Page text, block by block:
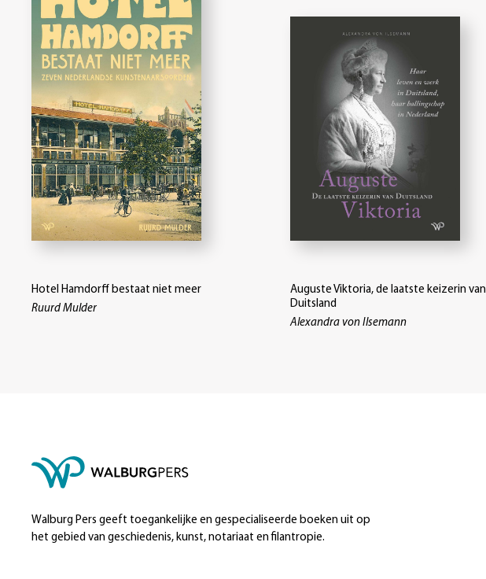
Hotel Hamdorff bestaat niet meer
Ruurd Mulder
Auguste Viktoria, de laatste keizerin van
Duitsland
Alexandra von Ilsemann
Walburg Pers geeft toegankelijke en gespecialiseerde boeken uit op
het gebied van geschiedenis, kunst, notariaat en filantropie.